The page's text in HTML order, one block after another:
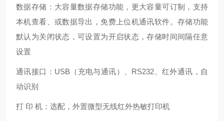
数据存储：大容量数据存储功能，更大容量可订制，支持
本机查看、或数据导出，免费上位机通讯软件。存储功能
默认为关闭状态，可设置为开启状态，存储时间间隔任意
设置
通讯接口：USB（充电与通讯）、RS232、红外通讯，自
动识别
打 印 机：选配，外置微型无线红外热敏打印机